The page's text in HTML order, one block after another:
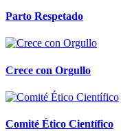
Parto Respetado
Crece con Orgullo
Comité Ético Científico